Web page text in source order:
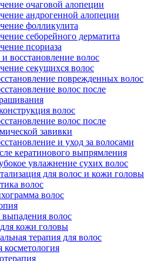
очаговой алопеции
андрогенной алопеции
фолликулита
себорейного дерматита
псориаза
восстановление волос
секущихся волос
поврежденных волос
волос после
волос
волос после
завивки
и уход за волосами
кератинового выпрямления
увлажнение сухих волос
для волос и кожи головы
волос
волос
волос
кожи головы
терапия для волос